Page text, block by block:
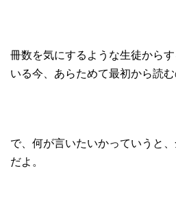
冊数を気にするような生徒から
いる今、あらためて最初から読む
で、何が言いたいかっていうと
だよ。